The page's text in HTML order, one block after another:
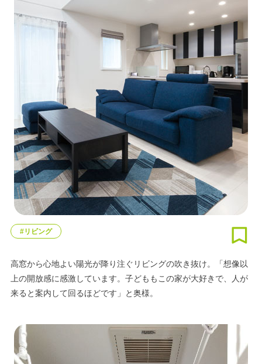
#リビング
高窓から心地よい陽光が降り注ぐリビングの吹き抜け。「想像以
上の開放感に感激しています。子どももこの家が大好きで、人が
来ると案内して回るほどです」と奥様。